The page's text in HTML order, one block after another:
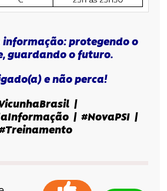
informação: protegendo o
guardando o futuro.
e não perca!
|
| #NovaPSI |